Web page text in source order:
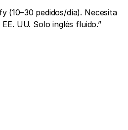
para una tienda de moda en Shopify (10–30 pedidos/día). Necesita
UU. Solo inglés fluido.”